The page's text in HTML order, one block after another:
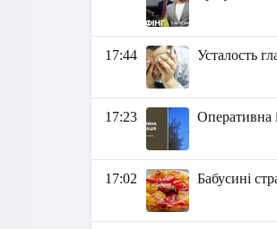
17:44 Усталость
17:23 Оперативна
17:02 Бабусині